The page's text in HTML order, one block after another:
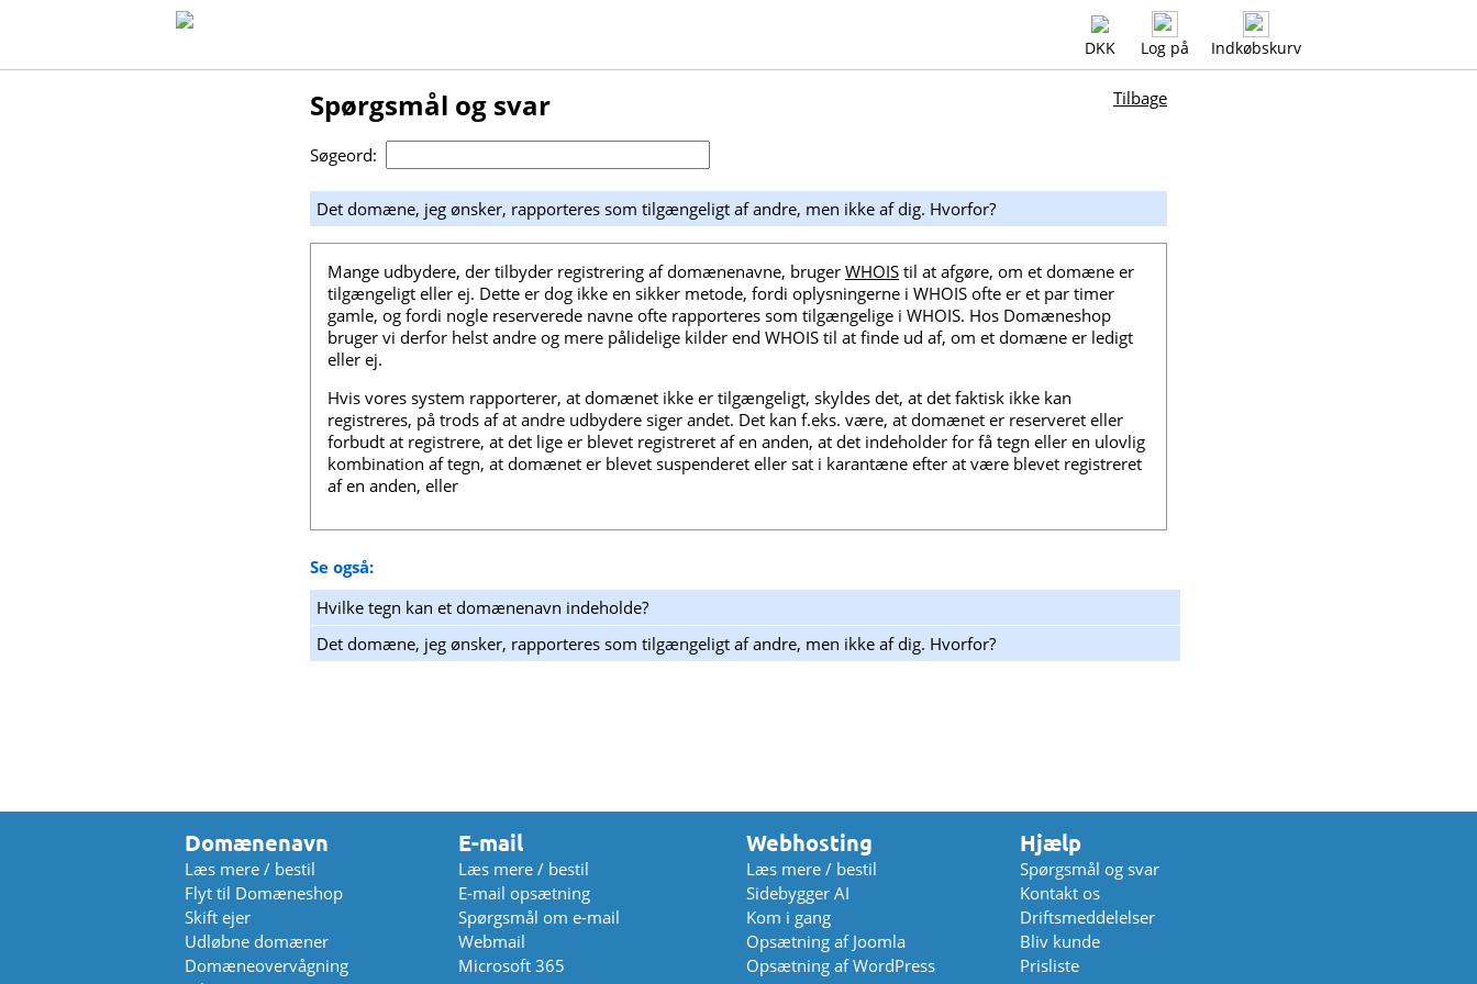
DKK Log på Indkøbskurv
Spørgsmål og svar Tilbage
Søgeord:
Det domæne, jeg ønsker, rapporteres som tilgængeligt af andre, men ikke af dig. Hvorfor?
Mange udbydere, der tilbyder registrering af domænenavne, bruger WHOIS til at afgøre, om et domæne er
tilgængeligt eller ej. Dette er dog ikke en sikker metode, fordi oplysningerne i WHOIS ofte er et par timer
gamle, og fordi nogle reserverede navne ofte rapporteres som tilgængelige i WHOIS. Hos Domæneshop
bruger vi derfor helst andre og mere pålidelige kilder end WHOIS til at finde ud af, om et domæne er ledigt
eller ej.
Hvis vores system rapporterer, at domænet ikke er tilgængeligt, skyldes det, at det faktisk ikke kan
registreres, på trods af at andre udbydere siger andet. Det kan f.eks. være, at domænet er reserveret eller
forbudt at registrere, at det lige er blevet registreret af en anden, at det indeholder for få tegn eller en ulovlig
kombination af tegn, at domænet er blevet suspenderet eller sat i karantæne efter at være blevet registreret
af en anden, eller
Se også:
Hvilke tegn kan et domænenavn indeholde?
Det domæne, jeg ønsker, rapporteres som tilgængeligt af andre, men ikke af dig. Hvorfor?
Domænenavn
Læs mere / bestil
Flyt til Domæneshop
Skift ejer
Udløbne domæner
Domæneovervågning
E-mail
Læs mere / bestil
E-mail opsætning
Spørgsmål om e-mail
Webmail
Microsoft 365
Webhosting
Læs mere / bestil
Sidebygger AI
Kom i gang
Opsætning af Joomla
Opsætning af WordPress
Hjælp
Spørgsmål og svar
Kontakt os
Driftsmeddelelser
Bliv kunde
Prisliste